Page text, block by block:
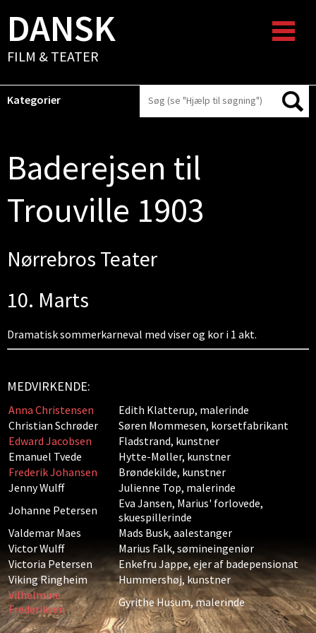
DANSK
FILM & TEATER
Kategorier
Baderejsen til
Trouville 1903
Nørrebros Teater
10. Marts
Dramatisk sommerkarneval med viser og kor i 1 akt.
MEDVIRKENDE:
Anna Christensen
Edith Klatterup, malerinde
Christian Schrøder
Søren Mommesen, korsetfabrikant
Edward Jacobsen
Fladstrand, kunstner
Emanuel Tvede
Hytte-Møller, kunstner
Frederik Johansen
Brøndekilde, kunstner
Jenny Wulff
Julienne Top, malerinde
Johanne Petersen
Eva Jansen, Marius' forlovede,
skuespillerinde
Valdemar Maes
Mads Busk, aalestanger
Victor Wulff
Marius Falk, sømineingeniør
Victoria Petersen
Enkefru Jappe, ejer af badepensionat
Viking Ringheim
Hummershøj, kunstner
Vilhelmine
Frederiksen
Gyrithe Husum, malerinde